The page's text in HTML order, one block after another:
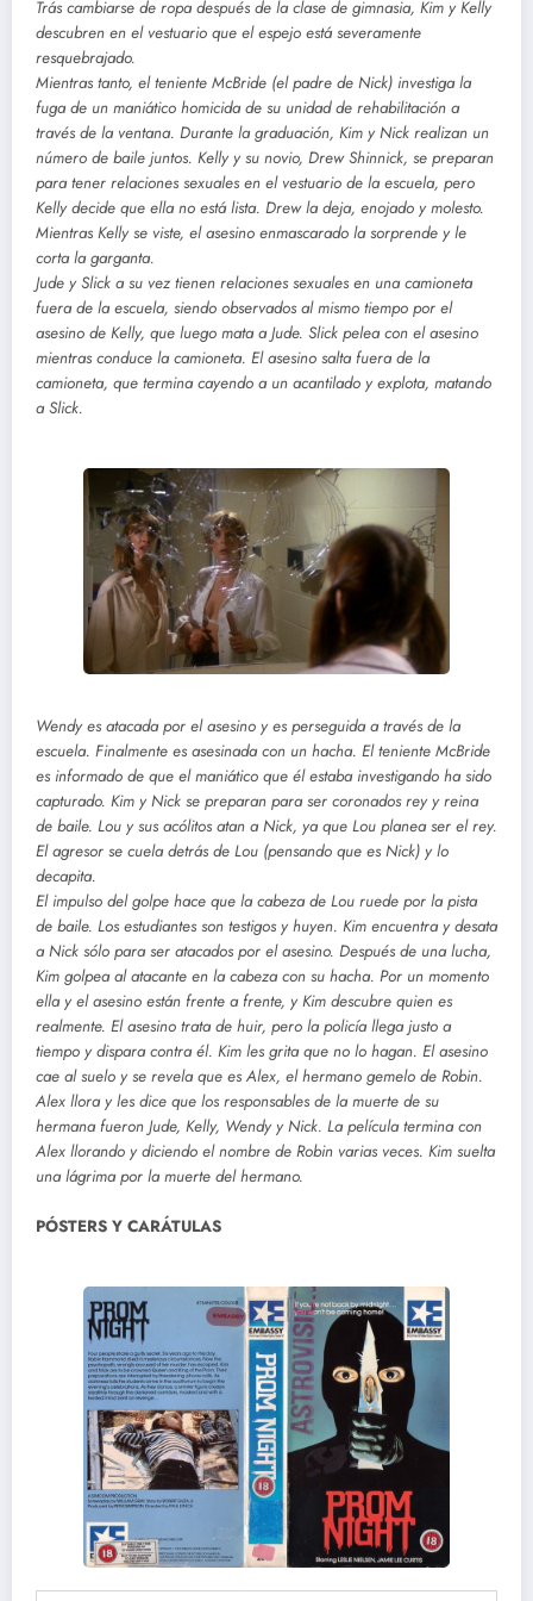
Trás cambiarse de ropa después de la clase de gimnasia, Kim y Kelly
descubren en el vestuario que el espejo está severamente
resquebrajado.
Mientras tanto, el teniente McBride (el padre de Nick) investiga la
fuga de un maniático homicida de su unidad de rehabilitación a
través de la ventana. Durante la graduación, Kim y Nick realizan un
número de baile juntos. Kelly y su novio, Drew Shinnick, se preparan
para tener relaciones sexuales en el vestuario de la escuela, pero
Kelly decide que ella no está lista. Drew la deja, enojado y molesto.
Mientras Kelly se viste, el asesino enmascarado la sorprende y le
corta la garganta.
Jude y Slick a su vez tienen relaciones sexuales en una camioneta
fuera de la escuela, siendo observados al mismo tiempo por el
asesino de Kelly, que luego mata a Jude. Slick pelea con el asesino
mientras conduce la camioneta. El asesino salta fuera de la
camioneta, que termina cayendo a un acantilado y explota, matando
a Slick.
Wendy es atacada por el asesino y es perseguida a través de la
escuela. Finalmente es asesinada con un hacha. El teniente McBride
es informado de que el maniático que él estaba investigando ha sido
capturado. Kim y Nick se preparan para ser coronados rey y reina
de baile. Lou y sus acólitos atan a Nick, ya que Lou planea ser el rey.
El agresor se cuela detrás de Lou (pensando que es Nick) y lo
decapita.
El impulso del golpe hace que la cabeza de Lou ruede por la pista
de baile. Los estudiantes son testigos y huyen. Kim encuentra y desata
a Nick sólo para ser atacados por el asesino. Después de una lucha,
Kim golpea al atacante en la cabeza con su hacha. Por un momento
ella y el asesino están frente a frente, y Kim descubre quien es
realmente. El asesino trata de huir, pero la policía llega justo a
tiempo y dispara contra él. Kim les grita que no lo hagan. El asesino
cae al suelo y se revela que es Alex, el hermano gemelo de Robin.
Alex llora y les dice que los responsables de la muerte de su
hermana fueron Jude, Kelly, Wendy y Nick. La película termina con
Alex llorando y diciendo el nombre de Robin varias veces. Kim suelta
una lágrima por la muerte del hermano.
PÓSTERS Y CARÁTULAS